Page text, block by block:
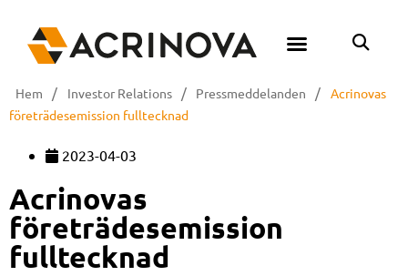
Hem / Investor Relations / Pressmeddelanden /
Acrinovas
företrädesemission fulltecknad
2023-04-03
Acrinovas
företrädesemission
fulltecknad